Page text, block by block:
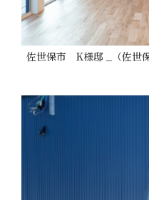
佐世保市 K様邸 _（佐世